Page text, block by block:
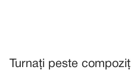
Turnați peste